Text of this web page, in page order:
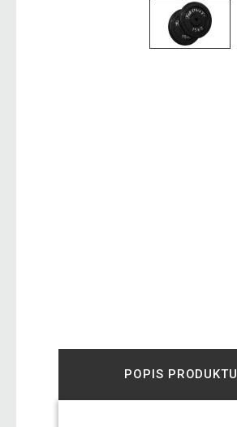
POPIS PRODUKTU